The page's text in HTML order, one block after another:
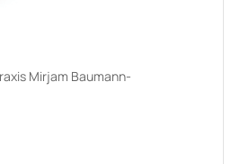
Mirjam Baumann-